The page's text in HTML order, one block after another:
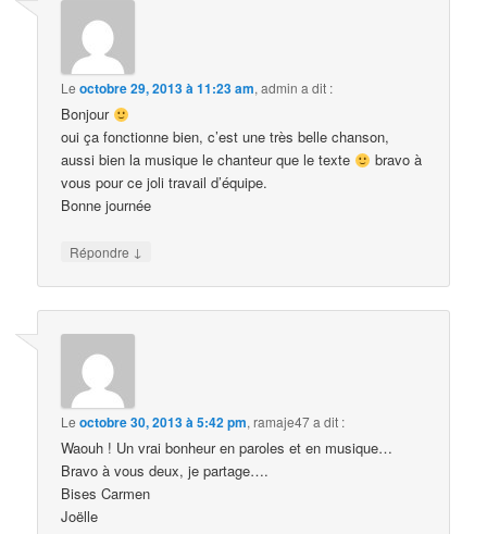
Leoctobre 29, 2013 à 11:23 am,admin a dit :
Bonjour
oui ça fonctionne bien, c’est une très belle chanson,
aussi bien la musique le chanteur que le texte
bravo à
vous pour ce joli travail d’équipe.
Bonne journée
Répondre ↓
Leoctobre 30, 2013 à 5:42 pm,ramaje47a dit :
Waouh ! Un vrai bonheur en paroles et en musique…
Bravo à vous deux, je partage….
Bises Carmen
Joëlle